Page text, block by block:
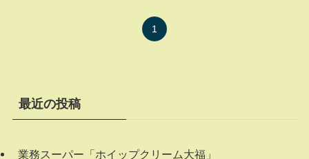
1
最近の投稿
業務スーパー「ホイップクリーム大福」